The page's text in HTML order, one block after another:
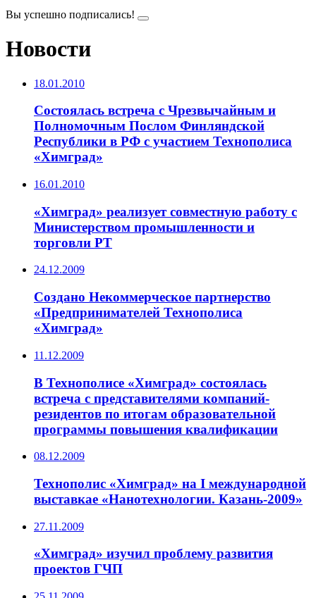
Вы успешно подписались!
Новости
18.01.2010
Состоялась встреча с Чрезвычайным и
Полномочным Послом Финляндской
Республики в РФ с участием Технополиса
«Химград»
16.01.2010
«Химград» реализует совместную работу с
Министерством промышленности и
торговли РТ
24.12.2009
Создано Некоммерческое партнерство
«Предпринимателей Технополиса
«Химград»
11.12.2009
В Технополисе «Химград» состоялась
встреча с представителями компаний-
резидентов по итогам образовательной
программы повышения квалификации
08.12.2009
Технополис «Химград» на I международной
выставкае «Нанотехнологии. Казань-2009»
27.11.2009
«Химград» изучил проблему развития
проектов ГЧП